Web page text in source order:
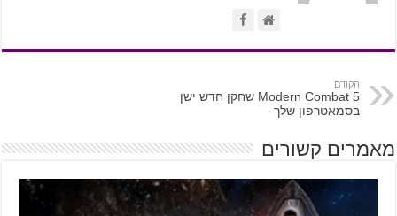
הקודם
Modern Combat 5 שחקן חדש ישן
בסמאטרפון שלך
מאמרים קשורים